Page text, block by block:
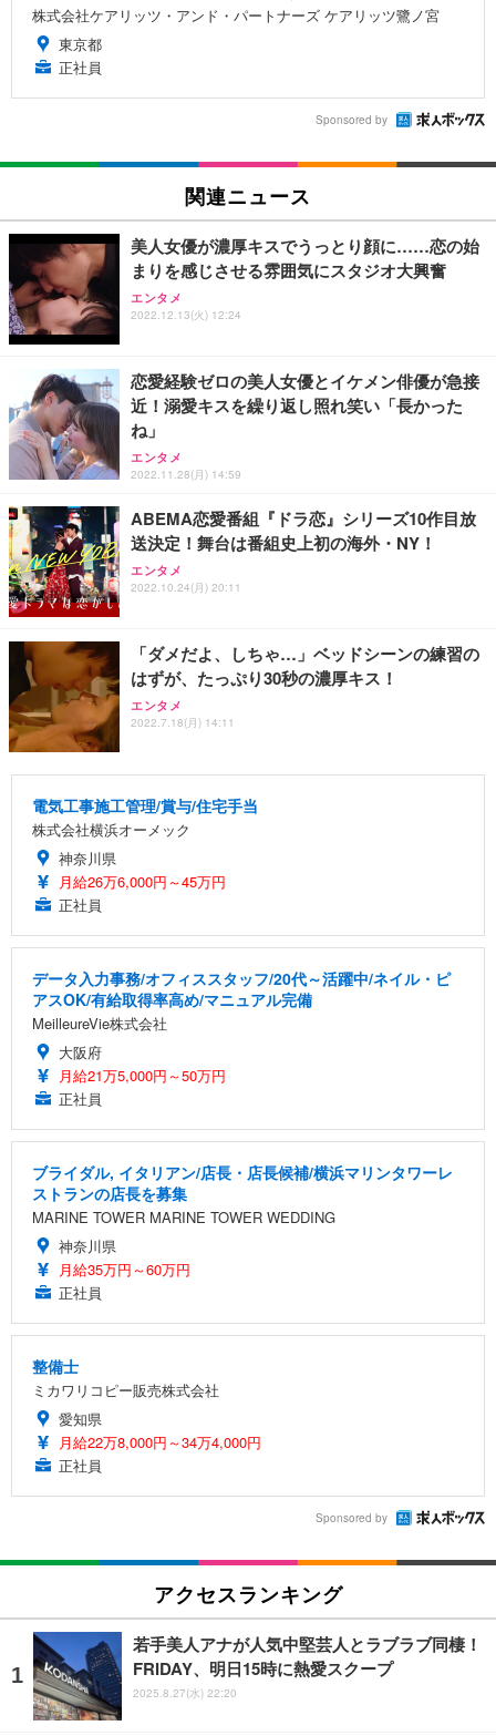
株式会社ケアリッツ・アンド・パートナーズ ケアリッツ鷺ノ宮
東京都
正社員
Sponsored by
関連ニュース
美人女優が濃厚キスでうっとり顔に……恋の始
まりを感じさせる雰囲気にスタジオ大興奮
エンタメ
2022.12.13(火) 12:24
恋愛経験ゼロの美人女優とイケメン俳優が急接
近！溺愛キスを繰り返し照れ笑い「長かった
ね」
エンタメ
2022.11.28(月) 14:59
ABEMA恋愛番組『ドラ恋』シリーズ10作目放
送決定！舞台は番組史上初の海外・NY！
エンタメ
2022.10.24(月) 20:11
「ダメだよ、しちゃ…」ベッドシーンの練習の
はずが、たっぷり30秒の濃厚キス！
エンタメ
2022.7.18(月) 14:11
電気工事施工管理/賞与/住宅手当
株式会社横浜オーメック
神奈川県
月給26万6,000円～45万円
正社員
データ入力事務/オフィススタッフ/20代～活躍中/ネイル・ピ
アスOK/有給取得率高め/マニュアル完備
MeilleureVie株式会社
大阪府
月給21万5,000円～50万円
正社員
ブライダル, イタリアン/店長・店長候補/横浜マリンタワーレ
ストランの店長を募集
MARINE TOWER MARINE TOWER WEDDING
神奈川県
月給35万円～60万円
正社員
整備士
ミカワリコピー販売株式会社
愛知県
月給22万8,000円～34万4,000円
正社員
Sponsored by
アクセスランキング
若手美人アナが人気中堅芸人とラブラブ同棲！
FRIDAY、明日15時に熱愛スクープ
2025.8.27(水) 22:20